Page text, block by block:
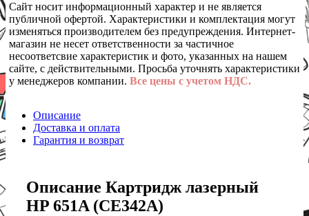
Сайт носит информационный характер и не является
публичной офертой. Характеристики и комплектация могут
изменяться производителем без предупреждения. Интернет-
магазин не несет ответственности за частичное
несоответсвие характеристик и фото, указанных на нашем
сайте, с действительными. Просьба уточнять характеристики
у менеджеров компании. Все цены с учетом НДС.
Описание
Доставка и оплата
Гарантия и возврат
Описание Картридж лазерный
HP 651A (CE342A)